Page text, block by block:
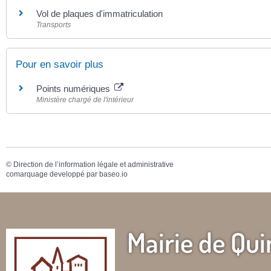
Vol de plaques d'immatriculation
Transports
Pour en savoir plus
Points numériques
Ministère chargé de l'intérieur
© Direction de l’information légale et administrative
comarquage developpé par baseo.io
Mairie de